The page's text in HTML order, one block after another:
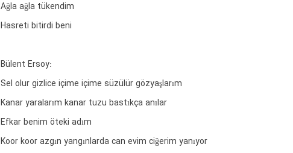
Ağla ağla tükendim
Hasreti bitirdi beni
Bülent Ersoy:
Sel olur gizlice içime içime süzülür gözyaşlarım
Kanar yaralarım kanar tuzu bastıkça anılar
Efkar benim öteki adım
Koor koor azgın yangınlarda can evim ciğerim yanıyor